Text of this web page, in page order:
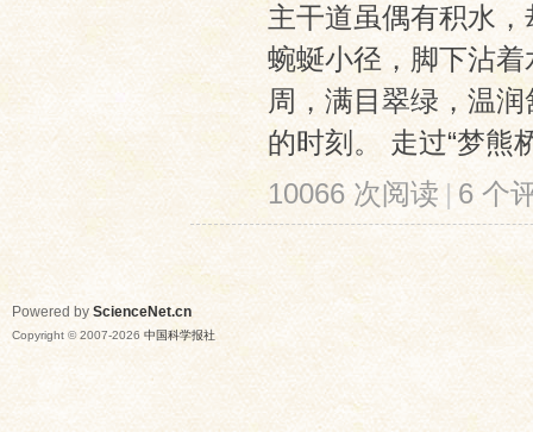
主干道虽偶有积水
蜿蜒小径，脚下沾
周，满目翠绿，温
的时刻。 走过“梦熊
10066 次阅读 | 6 个
Powered by ScienceNet.cn
Copyright © 2007-2026 中国科学报社